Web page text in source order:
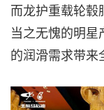
而龙护重载轮毂
当之无愧的明
的润滑需求带来